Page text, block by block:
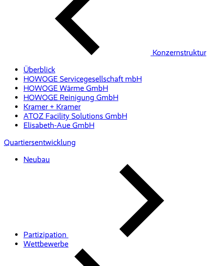
Konzernstruktur
Überblick
HOWOGE Servicegesellschaft mbH
HOWOGE Wärme GmbH
HOWOGE Reinigung GmbH
Kramer + Kramer
ATOZ Facility Solutions GmbH
Elisabeth-Aue GmbH
Quartiersentwicklung
Neubau
Partizipation
Wettbewerbe